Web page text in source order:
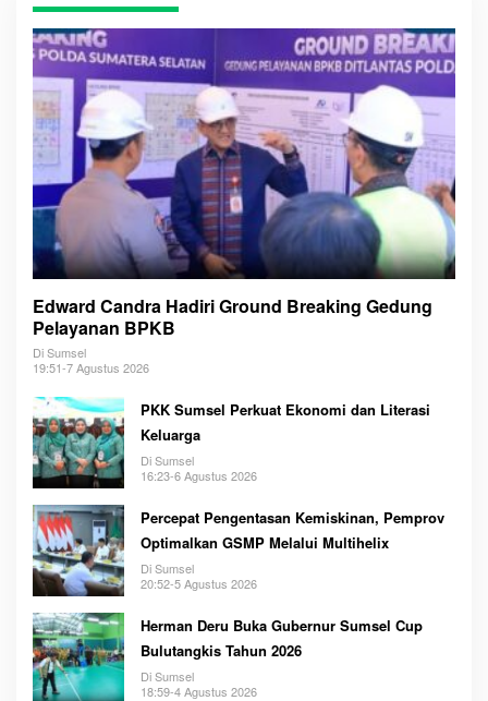
Edward Candra Hadiri Ground Breaking Gedung
Pelayanan BPKB
Di Sumsel
19:51-7 Agustus 2026
PKK Sumsel Perkuat Ekonomi dan Literasi
Keluarga
Di Sumsel
16:23-6 Agustus 2026
Percepat Pengentasan Kemiskinan, Pemprov
Optimalkan GSMP Melalui Multihelix
Di Sumsel
20:52-5 Agustus 2026
Herman Deru Buka Gubernur Sumsel Cup
Bulutangkis Tahun 2026
Di Sumsel
18:59-4 Agustus 2026